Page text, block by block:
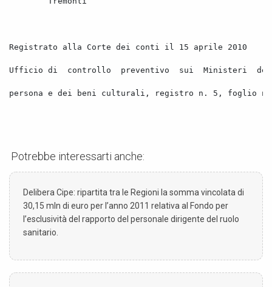
Registrato alla Corte dei conti il 15 aprile 2010
Ufficio di controllo preventivo sui Ministeri dei
persona e dei beni culturali, registro n. 5, foglio
Potrebbe interessarti anche:
Delibera Cipe: ripartita tra le Regioni la somma vincolata di
30,15 mln di euro per l’anno 2011 relativa al Fondo per
l’esclusività del rapporto del personale dirigente del ruolo
sanitario.